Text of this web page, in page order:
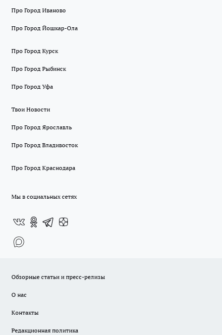
Про Город Иваново
Про Город Йошкар-Ола
Про Город Курск
Про Город Рыбинск
Про Город Уфа
Твои Новости
Про Город Ярославль
Про Город Владивосток
Про Город Краснодара
Мы в социальных сетях
Обзорные статьи и пресс-релизы
О нас
Контакты
Редакционная политика